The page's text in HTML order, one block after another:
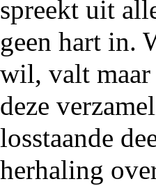
spreekt uit
geen hart in.
wil, valt
deze
losstaande
herhaling